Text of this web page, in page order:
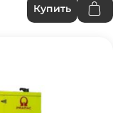
Купить